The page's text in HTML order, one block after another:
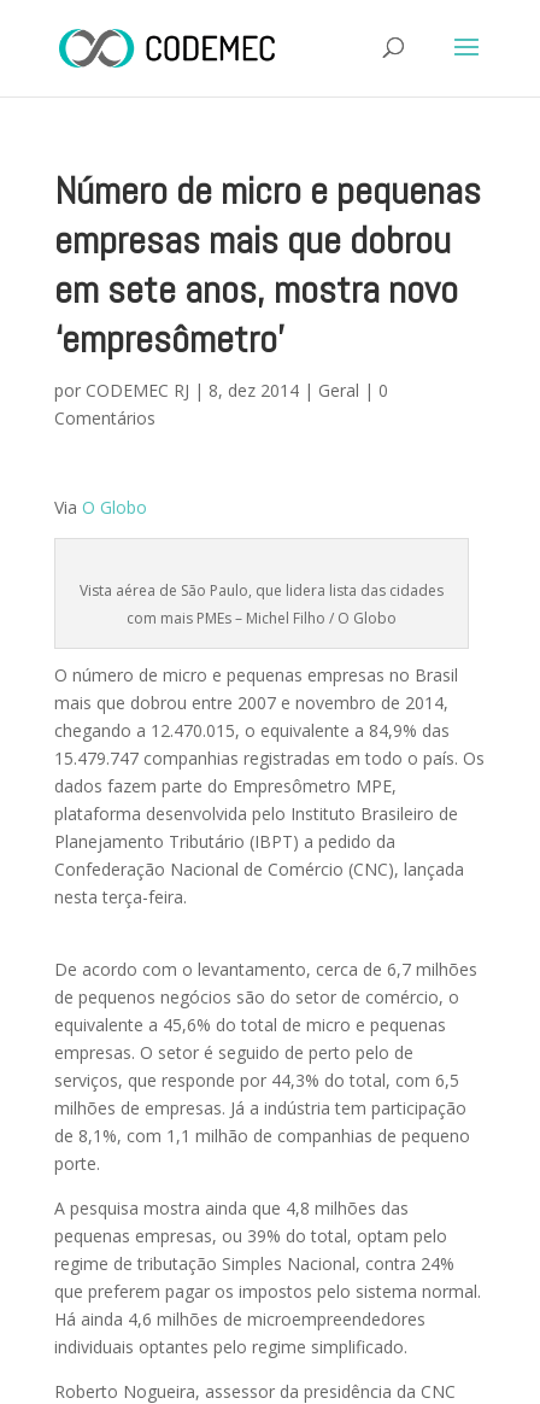
Número de micro e pequenas
empresas mais que dobrou
em sete anos, mostra novo
‘empresômetro’
por CODEMEC RJ | 8, dez 2014| Geral | 0
Comentários
Via O Globo
Vista aérea de São Paulo, que lidera lista das cidades
com mais PMEs – Michel Filho / O Globo
O número de micro e pequenas empresas no Brasil
mais que dobrou entre 2007 e novembro de 2014,
chegando a 12.470.015, o equivalente a 84,9% das
15.479.747 companhias registradas em todo o país. Os
dados fazem parte do Empresômetro MPE,
plataforma desenvolvida pelo Instituto Brasileiro de
Planejamento Tributário (IBPT) a pedido da
Confederação Nacional de Comércio (CNC), lançada
nesta terça-feira.
De acordo com o levantamento, cerca de 6,7 milhões
de pequenos negócios são do setor de comércio, o
equivalente a 45,6% do total de micro e pequenas
empresas. O setor é seguido de perto pelo de
serviços, que responde por 44,3% do total, com 6,5
milhões de empresas. Já a indústria tem participação
de 8,1%, com 1,1 milhão de companhias de pequeno
porte.
A pesquisa mostra ainda que 4,8 milhões das
pequenas empresas, ou 39% do total, optam pelo
regime de tributação Simples Nacional, contra 24%
que preferem pagar os impostos pelo sistema normal.
Há ainda 4,6 milhões de microempreendedores
individuais optantes pelo regime simplificado.
Roberto Nogueira, assessor da presidência da CNC